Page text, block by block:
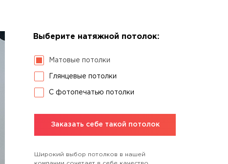
Выберите натяжной потолок:
Матовые потолки
Глянцевые потолки
С фотопечатью потолки
Заказать себе такой потолок
Широкий выбор потолков в нашей